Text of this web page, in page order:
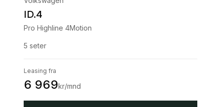
ID.4
Pro Highline 4Motion
5 seter
Leasing fra
6 969kr/mnd